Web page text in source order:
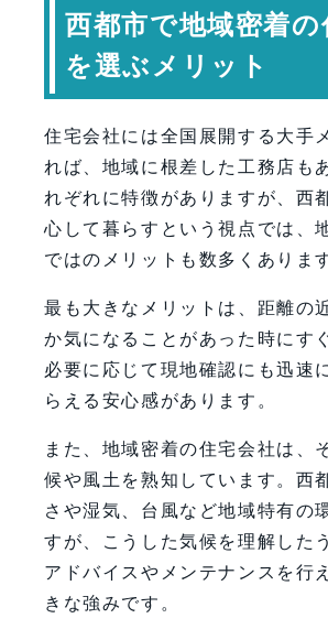
西都市で地域密着の
を選ぶメリット
住宅会社には全国展開する大手
れば、地域に根差した工務店も
れぞれに特徴がありますが、西
心して暮らすという視点では、
ではのメリットも数多くありま
最も大きなメリットは、距離の
か気になることがあった時にす
必要に応じて現地確認にも迅速
らえる安心感があります。
また、地域密着の住宅会社は、
候や風土を熟知しています。西
さや湿気、台風など地域特有の
すが、こうした気候を理解した
アドバイスやメンテナンスを行
きな強みです。